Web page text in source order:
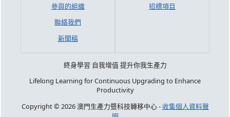
參與的組織
聯絡我們
新聞稿
招標項目
終身學習 自我增值 提升你我生產力
Lifelong Learning for Continuous Upgrading to Enhance
Productivity
Copyright © 2026 澳門生產力暨科技轉移中心 - 收集個人資料聲